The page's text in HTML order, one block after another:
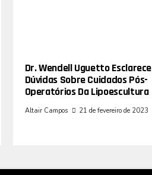
Dr. Wendell Uguetto Esclarece
Dúvidas Sobre Cuidados Pós-
Operatórios Da Lipoescultura
Altair Campos 21 de fevereiro de 2023